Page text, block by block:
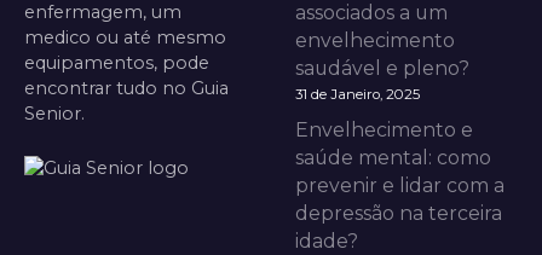
enfermagem, um
medico ou até mesmo
equipamentos, pode
encontrar tudo no Guia
Senior.
associados a um
envelhecimento
saudável e pleno?
31 de Janeiro, 2025
Envelhecimento e
saúde mental: como
prevenir e lidar com a
depressão na terceira
idade?